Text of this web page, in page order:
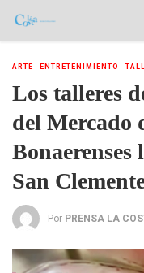
ARTE ENTRETENIMIENTO
Los talleres
del Mercado
Bonaerenses
San
Por PRENSA LA